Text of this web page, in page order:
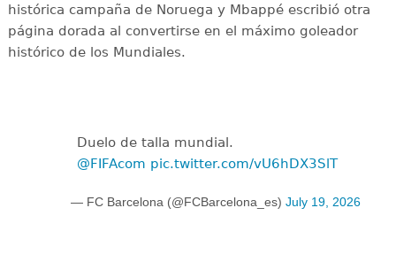
histórica campaña de Noruega y Mbappé escribió otra
página dorada al convertirse en el máximo goleador
histórico de los Mundiales.
Duelo de talla mundial.
@FIFAcom pic.twitter.com/vU6hDX3SlT
— FC Barcelona (@FCBarcelona_es) July 19, 2026